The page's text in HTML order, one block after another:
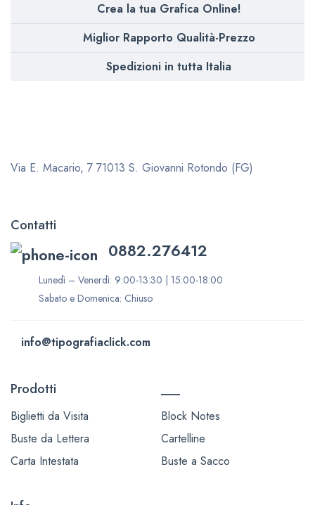
Crea la tua Grafica Online!
Miglior Rapporto Qualità-Prezzo
Spedizioni in tutta Italia
Via E. Macario, 7 71013 S. Giovanni Rotondo (FG)
Contatti
0882.276412
Lunedì – Venerdì: 9:00-13:30 | 15:00-18:00
Sabato e Domenica: Chiuso
info@tipografiaclick.com
Prodotti
Biglietti da Visita
Buste da Lettera
Carta Intestata
___
Block Notes
Cartelline
Buste a Sacco